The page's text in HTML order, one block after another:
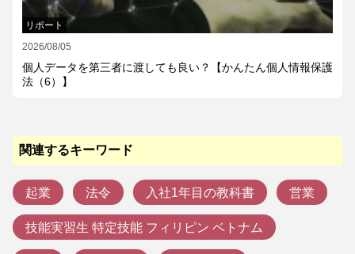
リポート
2026/08/05
個人データを第三者に渡しても良い？【かんたん個人情報保護
法（6）】
関連するキーワード
起業 法令 入社1年目の教科書 営業
技能実習生 特定技能 フィリピン ベトナム